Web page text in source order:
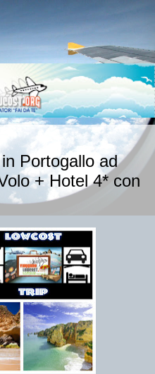
Portogallo ad
+ Hotel 4* con